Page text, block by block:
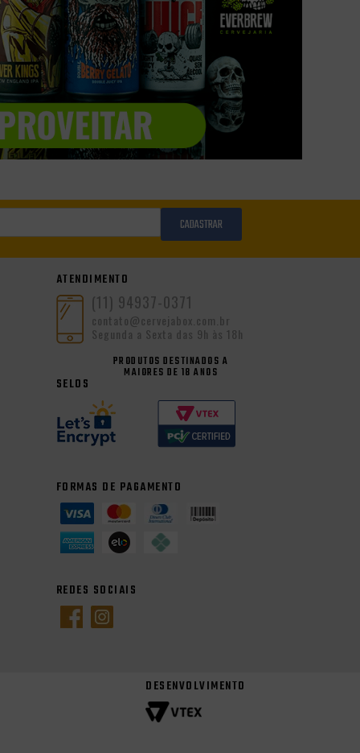
CADASTRAR
ATENDIMENTO
(11) 94937-0371
contato@cervejabox.com.br
Segunda a Sexta das 9h às 18h
PRODUTOS DESTINADOS A
MAIORES DE 18 ANOS
SELOS
FORMAS DE PAGAMENTO
REDES SOCIAIS
DESENVOLVIMENTO